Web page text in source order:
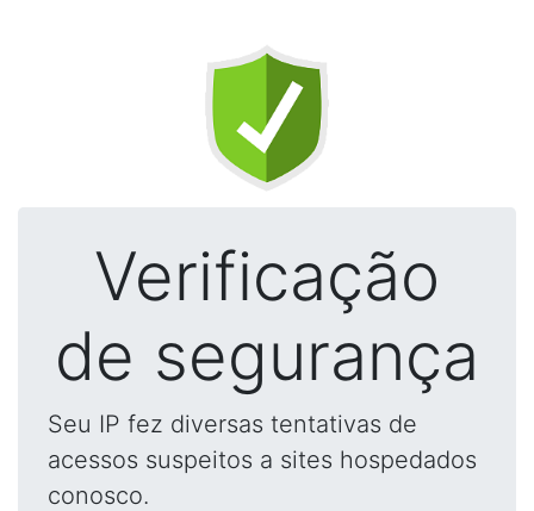
Verificação
de segurança
Seu IP fez diversas tentativas de
acessos suspeitos a sites hospedados
conosco.